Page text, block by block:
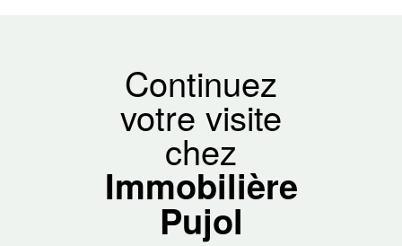
Continuez
votre visite
chez
Immobilière
Pujol